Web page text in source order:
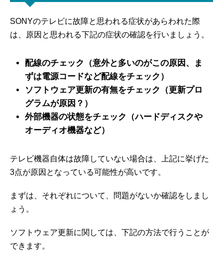
SONYのテレビに故障と思われる症状があらわれた際
は、原因と思われる下記の症状の確認を行いましょう。
配線のチェック（意外と多いのがこの原因、ま
ずは電源コードなど配線をチェック）
ソフトウェア更新の有無をチェック（更新プロ
グラムが原因？）
外部機器の状態をチェック（ハードディスクや
オーディオ機器など）
テレビ機器自体は故障していない場合は、上記に挙げた
3点が原因となっている可能性が高いです。
まずは、それぞれについて、問題がないか確認をしまし
ょう。
ソフトウェア更新に関しては、下記の方法で行うことが
できます。